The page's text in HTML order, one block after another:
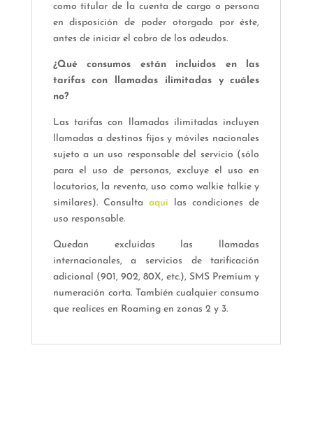
como titular de la cuenta de cargo o persona
en disposición de poder otorgado por éste,
antes de iniciar el cobro de los adeudos.
¿Qué consumos están incluidos en las
tarifas con llamadas ilimitadas y cuáles
no?
Las tarifas con llamadas ilimitadas incluyen
llamadas a destinos fijos y móviles nacionales
sujeto a un uso responsable del servicio (sólo
para el uso de personas, excluye el uso en
locutorios, la reventa, uso como walkie talkie y
similares). Consulta aqui las condiciones de
uso responsable.
Quedan excluidas las llamadas
internacionales, a servicios de tarificación
adicional (901, 902, 80X, etc.), SMS Premium y
numeración corta. También cualquier consumo
que realices en Roaming en zonas 2 y 3.